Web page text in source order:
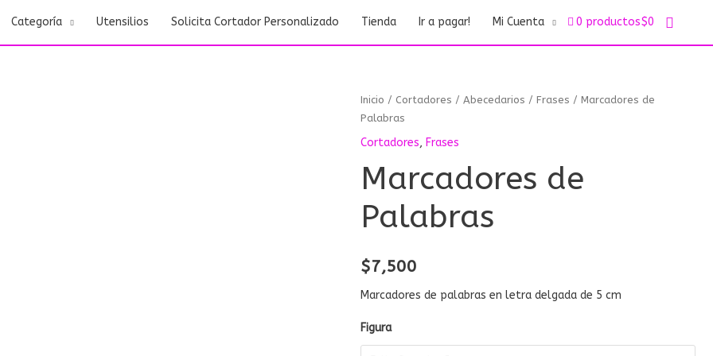
Categoría Utensilios Solicita Cortador Personalizado Tienda Ir a pagar! Mi Cuenta 0 productos$0 Buscar
Inicio / Cortadores /Abecedarios /Frases / Marcadores de
Palabras
Cortadores, Frases
Marcadores de
Palabras
$7,500
Marcadores de palabras en letra delgada de 5 cm
Figura
Marcadores
de
Palabras